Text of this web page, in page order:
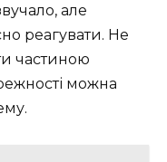
але
реагувати. Не
частиною
можна